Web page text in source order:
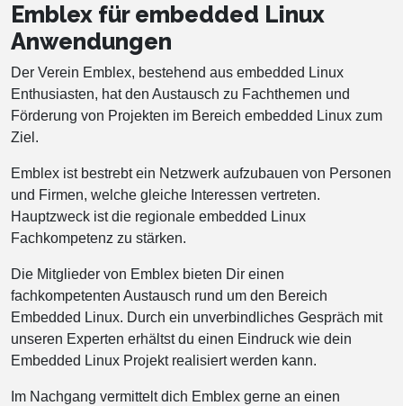
Emblex für embedded Linux
Anwendungen
Der Verein Emblex, bestehend aus embedded Linux
Enthusiasten, hat den Austausch zu Fachthemen und
Förderung von Projekten im Bereich embedded Linux zum
Ziel.
Emblex ist bestrebt ein Netzwerk aufzubauen von Personen
und Firmen, welche gleiche Interessen vertreten.
Hauptzweck ist die regionale embedded Linux
Fachkompetenz zu stärken.
Die Mitglieder von Emblex bieten Dir einen
fachkompetenten Austausch rund um den Bereich
Embedded Linux. Durch ein unverbindliches Gespräch mit
unseren Experten erhältst du einen Eindruck wie dein
Embedded Linux Projekt realisiert werden kann.
Im Nachgang vermittelt dich Emblex gerne an einen